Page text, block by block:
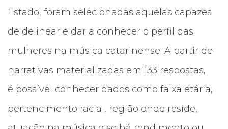
Estado, foram selecionadas aquelas capazes
de delinear e dar a conhecer o perfil das
mulheres na música catarinense. A partir de
narrativas materializadas em 133 respostas,
é possível conhecer dados como faixa etária,
pertencimento racial, região onde reside,